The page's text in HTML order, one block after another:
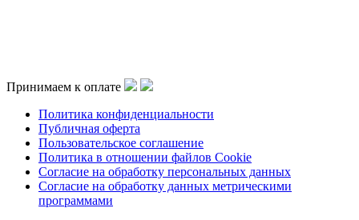
Принимаем к оплате
Политика конфиденциальности
Публичная оферта
Пользовательское соглашение
Политика в отношении файлов Cookie
Согласие на обработку персональных данных
Согласие на обработку данных метрическими
программами